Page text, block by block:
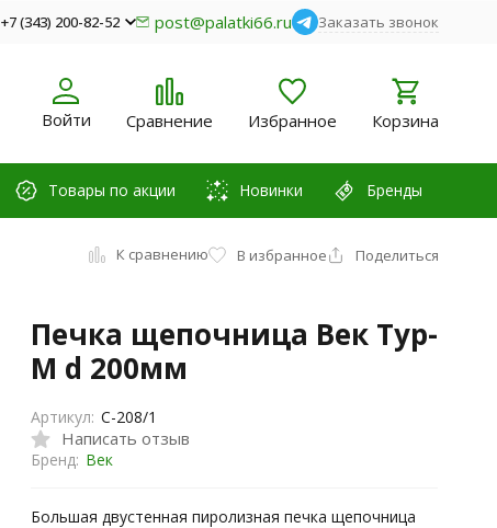
+7 (343) 200-82-52 post@palatki66.ru Заказать звонок
Войти Сравнение Избранное Корзина
Товары по акции Новинки Бренды
К сравнению В избранное Поделиться
Печка щепочница Век Тур-
М d 200мм
Написать отзыв
Бренд: Век
Артикул: С-208/1
Большая двустенная пиролизная печка щепочница